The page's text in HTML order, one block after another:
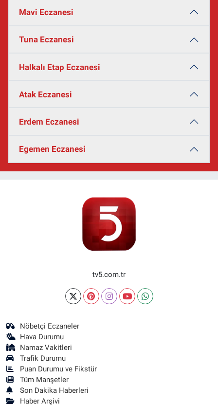
Mavi Eczanesi
Tuna Eczanesi
Halkalı Etap Eczanesi
Atak Eczanesi
Erdem Eczanesi
Egemen Eczanesi
tv5.com.tr
Nöbetçi Eczaneler
Hava Durumu
Namaz Vakitleri
Trafik Durumu
Puan Durumu ve Fikstür
Tüm Manşetler
Son Dakika Haberleri
Haber Arşivi